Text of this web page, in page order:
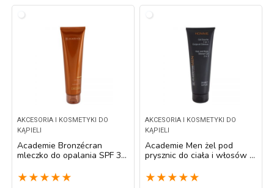
AKCESORIA I KOSMETYKI DO
KĄPIELI
Academie Bronzécran
mleczko do opalania SPF 30
★ ★ ★ ★ ★
AKCESORIA I KOSMETYKI DO
KĄPIELI
Academie Men żel pod
prysznic do ciała i włosów 2
★ ★ ★ ★ ★